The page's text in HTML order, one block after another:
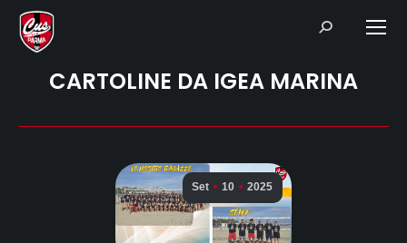
Search:
CARTOLINE DA IGEA MARINA
Set 10 2025